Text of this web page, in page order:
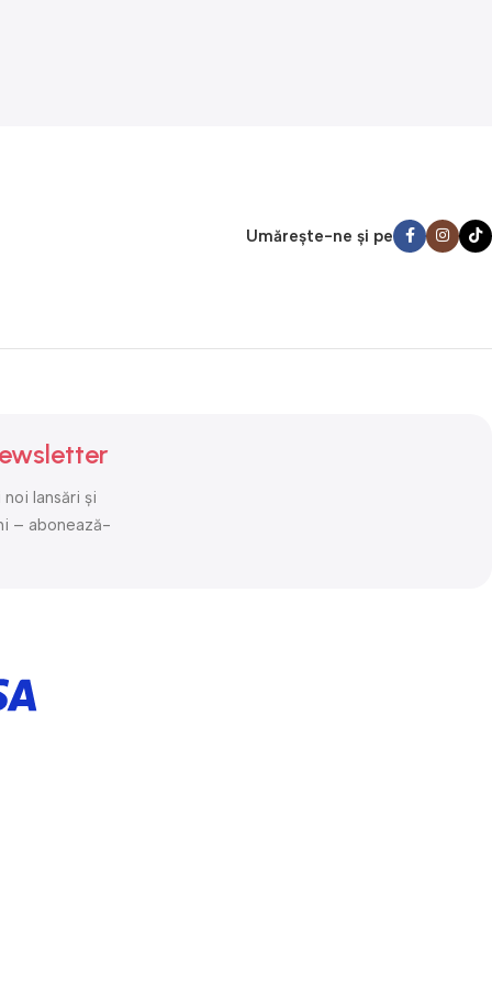
Umărește-ne și pe
lansări și
– abonează-